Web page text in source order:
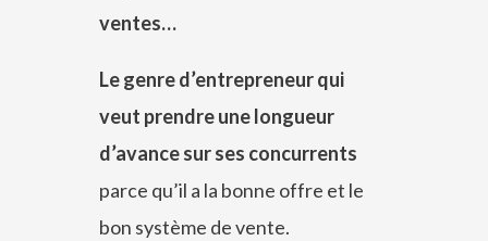
ventes…
Le genre d’entrepreneur qui
veut prendre une longueur
d’avance sur ses concurrents
parce qu’il a la bonne offre et le
bon système de vente.